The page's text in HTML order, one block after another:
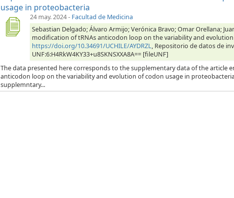
usage in proteobacteria
24 may. 2024- Facultad de Medicina
Sebastian Delgado; Álvaro Armijo; Verónica Bravo; Omar Orellana;
modification of tRNAs anticodon loop on the variability and
https://doi.org/10.34691/UCHILE/AYDRZL, Repositorio de datos de
UNF:6:H4RkW4KY33+u8SKNSXXA8A== [fileUNF]
The data presented here corresponds to the supplementary data of the article
anticodon loop on the variability and evolution of codon usage in
supplemntary...